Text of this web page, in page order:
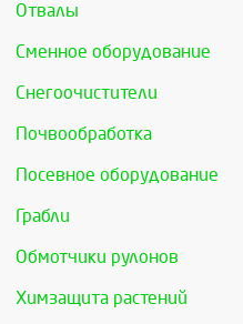
Отвалы
Сменное оборудование
Снегоочистители
Почвообработка
Посевное оборудование
Грабли
Обмотчики рулонов
Химзащита растений